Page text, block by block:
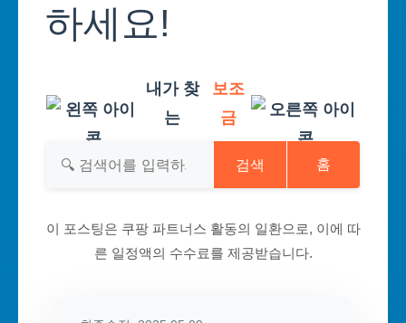
하세요!
내가 찾
는
보조
금
검색 홈
이 포스팅은 쿠팡 파트너스 활동의 일환으로, 이에 따
른 일정액의 수수료를 제공받습니다.